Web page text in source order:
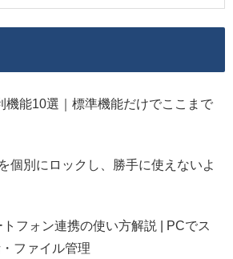
機能10選｜標準機能だけでここまで
個別にロックし、勝手に使えないよ
フォン連携の使い方解説 | PCでス
ファイル管理